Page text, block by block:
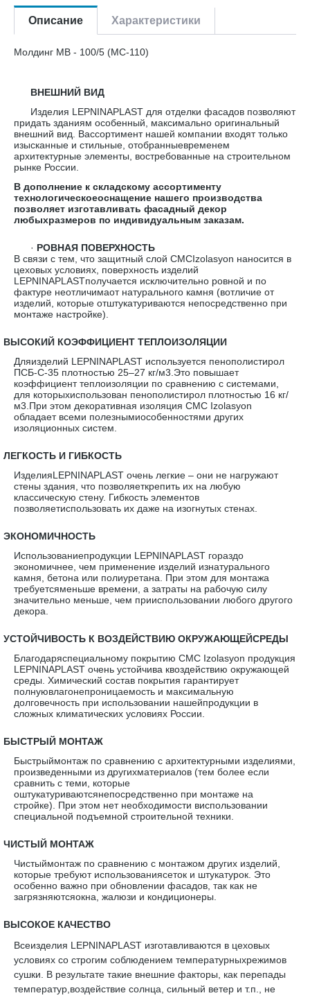
Описание Характеристики
Молдинг МВ - 100/5 (МС-110)
ВНЕШНИЙ ВИД
Изделия LEPNINAPLAST для отделки фасадов позволяют
придать зданиям особенный, максимально оригинальный
внешний вид. Вассортимент нашей компании входят только
изысканные и стильные, отобранныевременем
архитектурные элементы, востребованные на строительном
рынке России.
В дополнение к складскому ассортименту
технологическоеоснащение нашего производства
позволяет изготавливать фасадный декор
любыхразмеров по индивидуальным заказам.
· РОВНАЯ ПОВЕРХНОСТЬ
В связи с тем, что защитный слой CMCIzolasyon наносится в
цеховых условиях, поверхность изделий
LEPNINAPLASTполучается исключительно ровной и по
фактуре неотличимаот натурального камня (вотличие от
изделий, которые отштукатуриваются непосредственно при
монтаже настройке).
ВЫСОКИЙ КОЭФФИЦИЕНТ ТЕПЛОИЗОЛЯЦИИ
Дляизделий LEPNINAPLAST используется пенополистирол
ПСБ-С-35 плотностью 25–27 кг/м3.Это повышает
коэффициент теплоизоляции по сравнению с системами,
для которыхиспользован пенополистирол плотностью 16 кг/
м3.При этом декоративная изоляция CMC Izolasyon
обладает всеми полезнымиособенностями других
изоляционных систем.
ЛЕГКОСТЬ И ГИБКОСТЬ
ИзделияLEPNINAPLAST очень легкие – они не нагружают
стены здания, что позволяеткрепить их на любую
классическую стену. Гибкость элементов
позволяетиспользовать их даже на изогнутых стенах.
ЭКОНОМИЧНОСТЬ
Использованиепродукции LEPNINAPLAST гораздо
экономичнее, чем применение изделий изнатурального
камня, бетона или полиуретана. При этом для монтажа
требуетсяменьше времени, а затраты на рабочую силу
значительно меньше, чем прииспользовании любого другого
декора.
УСТОЙЧИВОСТЬ К ВОЗДЕЙСТВИЮ ОКРУЖАЮЩЕЙСРЕДЫ
Благодаряспециальному покрытию CMC Izolasyon продукция
LEPNINAPLAST очень устойчива квоздействию окружающей
среды. Химический состав покрытия гарантирует
полнуювлагонепроницаемость и максимальную
долговечность при использовании нашейпродукции в
сложных климатических условиях России.
БЫСТРЫЙ МОНТАЖ
Быстрыймонтаж по сравнению с архитектурными изделиями,
произведенными из другихматериалов (тем более если
сравнить с теми, которые
оштукатуриваютсянепосредственно при монтаже на
стройке). При этом нет необходимости виспользовании
специальной подъемной строительной техники.
ЧИСТЫЙ МОНТАЖ
Чистыймонтаж по сравнению с монтажом других изделий,
которые требуют использованиясеток и штукатурок. Это
особенно важно при обновлении фасадов, так как не
загрязняютсяокна, жалюзи и кондиционеры.
ВЫСОКОЕ КАЧЕСТВО
Всеизделия LEPNINAPLAST изготавливаются в цеховых
условиях со строгим соблюдением температурныхрежимов
сушки. В результате такие внешние факторы, как перепады
температур,воздействие солнца, сильный ветер и т.п., не